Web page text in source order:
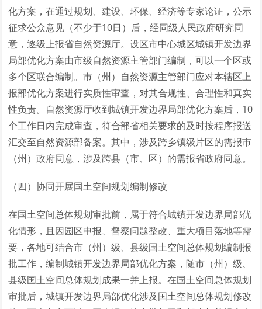
化方案，在通过规划、建设、环保、经济等专家论证，公示
征求公众意见（不少于10日）后，经同级人民政府研究同
意，逐级上报省自然资源厅。设区市中心城区城镇开发边界
局部优化方案由市级自然资源主管部门编制，可以一个区或
多个区联合编制。市（州）自然资源主管部门应对本辖区上
报部优化方案进行实质性审查，对其合规性、合理性和真实
性负责。自然资源厅收到城镇开发边界局部优化方案后，10
个工作日内完成审查，符合部省相关要求的及时按程序报送
汇交至自然资源部备案。其中，涉及跨乡镇级片区的需报市
（州）政府同意，涉及跨县（市、区）的需报省政府同意。
（四）协同开展国土空间规划编制修改
在国土空间总体规划审批前，属于符合城镇开发边界局部优
化情形，且因园区申报、督察问题整改、重大项目落地等需
要，各地可结合市（州）级、县级国土空间总体规划编制报
批工作，编制城镇开发边界局部优化方案，随市（州）级、
县级国土空间总体规划成果一并上报。在国土空间总体规划
审批后，城镇开发边界局部优化涉及国土空间总体规划修改